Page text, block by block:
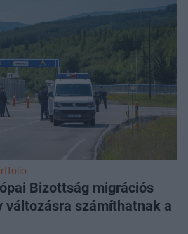
térnek vissza hazájukba. A
Németországban, az egész
tavaly 26 százalékkal
történt, mint egy évvel
Bizottság migrációs
számíthatnak a